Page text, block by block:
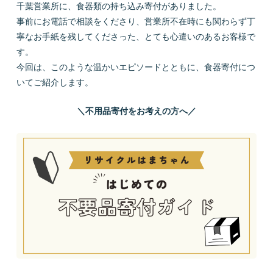
千葉営業所に、食器類の持ち込み寄付がありました。
事前にお電話で相談をくださり、営業所不在時にも関わらず丁
寧なお手紙を残してくださった、とても心遣いのあるお客様で
す。
今回は、このような温かいエピソードとともに、食器寄付につ
いてご紹介します。
＼不用品寄付をお考えの方へ／